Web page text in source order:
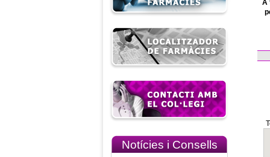
Notícies i Consells
A